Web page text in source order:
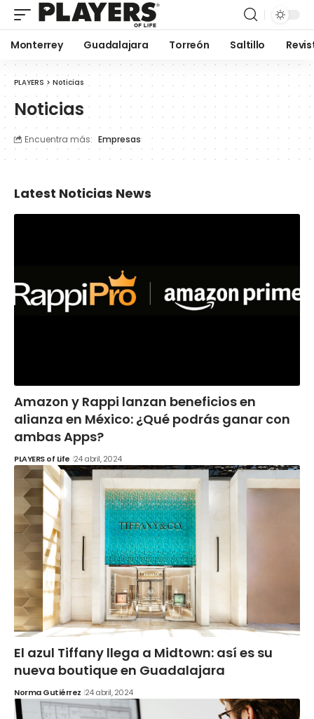
Monterrey Guadalajara Torreón Saltillo
PLAYERS > Noticias
Noticias
Encuentra más: Empresas
Latest Noticias News
Amazon y Rappi lanzan beneficios en
alianza en México: ¿Qué podrás ganar con
ambas Apps?
PLAYERS of Life 24 abril, 2024
El azul Tiffany llega a Midtown: así es su
nueva boutique en Guadalajara
Norma Gutiérrez 24 abril, 2024